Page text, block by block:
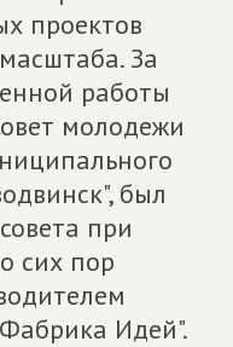
проектов
За
работы
молодежи
был
при
сих пор
Идей".